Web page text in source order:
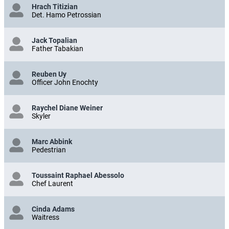
Hrach Titizian
Det. Hamo Petrossian
Jack Topalian
Father Tabakian
Reuben Uy
Officer John Enochty
Raychel Diane Weiner
Skyler
Marc Abbink
Pedestrian
Toussaint Raphael Abessolo
Chef Laurent
Cinda Adams
Waitress